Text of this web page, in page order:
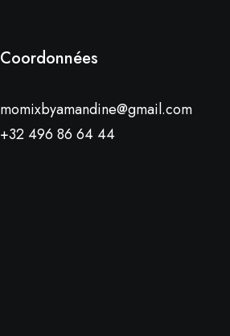
Coordonnées
momixbyamandine@gmail.com
+32 496 86 64 44